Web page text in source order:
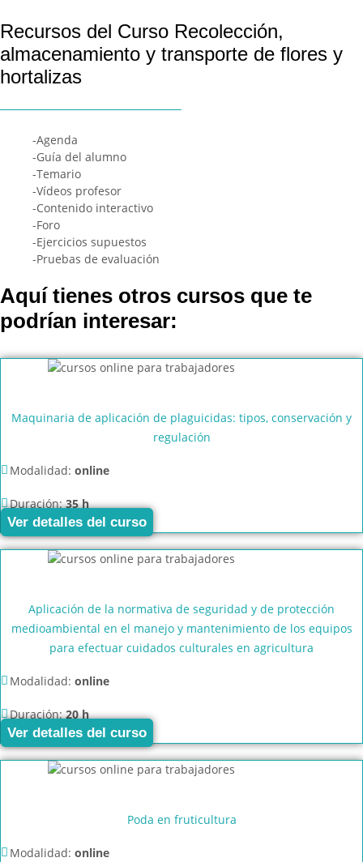
Recursos del Curso Recolección,
almacenamiento y transporte de flores y
hortalizas
-Agenda
-Guía del alumno
-Temario
-Vídeos profesor
-Contenido interactivo
-Foro
-Ejercicios supuestos
-Pruebas de evaluación
Aquí tienes otros cursos que te
podrían interesar:
Maquinaria de aplicación de plaguicidas: tipos, conservación y
regulación
Modalidad: online
Duración:35 h
Ver detalles del curso
Aplicación de la normativa de seguridad y de protección
medioambiental en el manejo y mantenimiento de los equipos
para efectuar cuidados culturales en agricultura
Modalidad: online
Duración:20 h
Ver detalles del curso
Poda en fruticultura
Modalidad: online